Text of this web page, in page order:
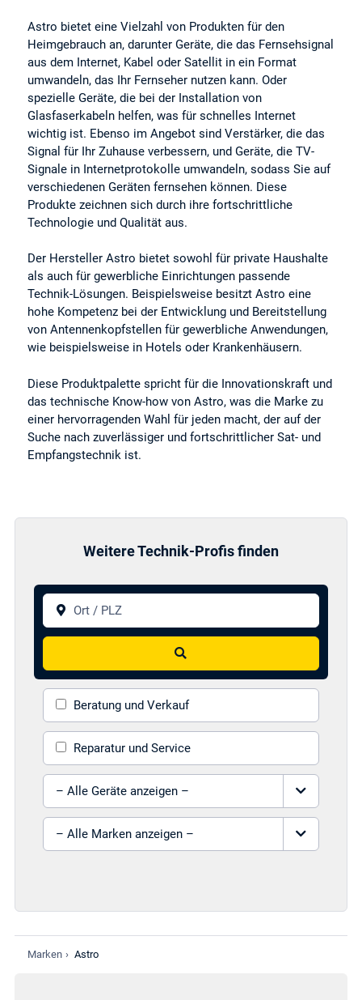
Astro bietet eine Vielzahl von Produkten für den
Heimgebrauch an, darunter Geräte, die das Fernsehsignal
aus dem Internet, Kabel oder Satellit in ein Format
umwandeln, das Ihr Fernseher nutzen kann. Oder
spezielle Geräte, die bei der Installation von
Glasfaserkabeln helfen, was für schnelles Internet
wichtig ist. Ebenso im Angebot sind Verstärker, die das
Signal für Ihr Zuhause verbessern, und Geräte, die TV-
Signale in Internetprotokolle umwandeln, sodass Sie auf
verschiedenen Geräten fernsehen können. Diese
Produkte zeichnen sich durch ihre fortschrittliche
Technologie und Qualität aus.
Der Hersteller Astro bietet sowohl für private Haushalte
als auch für gewerbliche Einrichtungen passende
Technik-Lösungen. Beispielsweise besitzt Astro eine
hohe Kompetenz bei der Entwicklung und Bereitstellung
von Antennenkopfstellen für gewerbliche Anwendungen,
wie beispielsweise in Hotels oder Krankenhäusern.
Diese Produktpalette spricht für die Innovationskraft und
das technische Know-how von Astro, was die Marke zu
einer hervorragenden Wahl für jeden macht, der auf der
Suche nach zuverlässiger und fortschrittlicher Sat- und
Empfangstechnik ist.
Weitere Technik-Profis finden
Ort / PLZ
Suchen
Beratung und Verkauf
Reparatur und Service
Gerät auswählen
Marke auswählen
Marken › Astro